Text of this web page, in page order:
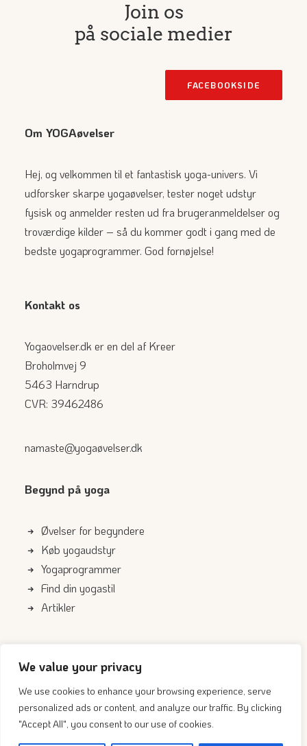
We value your privacy
We use cookies to enhance your browsing experience, serve
personalized ads or content, and analyze our traffic. By clicking
"Accept All", you consent to our use of cookies.
Join os
på sociale medier
FACEBOOKSIDE
Om YOGAøvelser
Hej, og velkommen til et fantastisk yoga-univers. Vi
udforsker skarpe yogaøvelser, tester noget udstyr
fysisk og anmelder resten ud fra brugeranmeldelser og
troværdige kilder – så du kommer godt i gang med de
bedste yogaprogrammer. God fornøjelse!
Kontakt os
Yogaovelser.dk er en del af Kreer
Broholmvej 9
5463 Harndrup
CVR: 39462486
namaste@yogaøvelser.dk
Begynd på yoga
Øvelser for begyndere
Køb yogaudstyr
Yogaprogrammer
Find din yogastil
Artikler
Om os
Kontakt
Cookie- og privatlivspolitik